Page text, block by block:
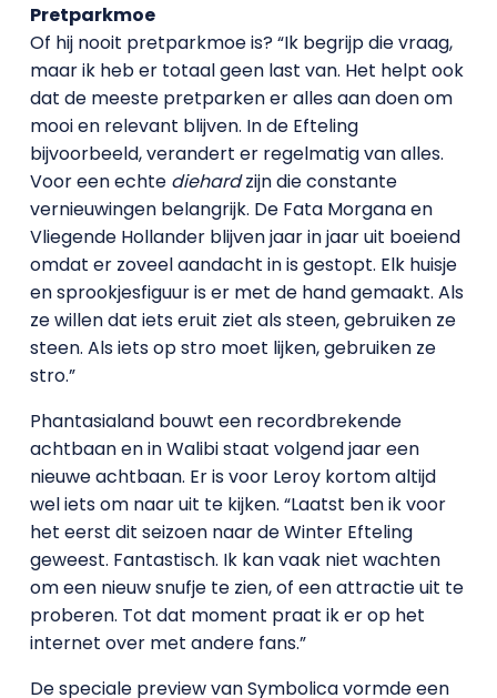
Pretparkmoe
Of hij nooit pretparkmoe is? “Ik begrijp die vraag,
maar ik heb er totaal geen last van. Het helpt ook
dat de meeste pretparken er alles aan doen om
mooi en relevant blijven. In de Efteling
bijvoorbeeld, verandert er regelmatig van alles.
Voor een echte diehardzijn die constante
vernieuwingen belangrijk. De Fata Morgana en
Vliegende Hollander blijven jaar in jaar uit boeiend
omdat er zoveel aandacht in is gestopt. Elk huisje
en sprookjesfiguur is er met de hand gemaakt. Als
ze willen dat iets eruit ziet als steen, gebruiken ze
steen. Als iets op stro moet lijken, gebruiken ze
stro.”
Phantasialand bouwt een recordbrekende
achtbaan en in Walibi staat volgend jaar een
nieuwe achtbaan. Er is voor Leroy kortom altijd
wel iets om naar uit te kijken. “Laatst ben ik voor
het eerst dit seizoen naar de Winter Efteling
geweest. Fantastisch. Ik kan vaak niet wachten
om een nieuw snufje te zien, of een attractie uit te
proberen. Tot dat moment praat ik er op het
internet over met andere fans.”
De speciale preview van Symbolica vormde een